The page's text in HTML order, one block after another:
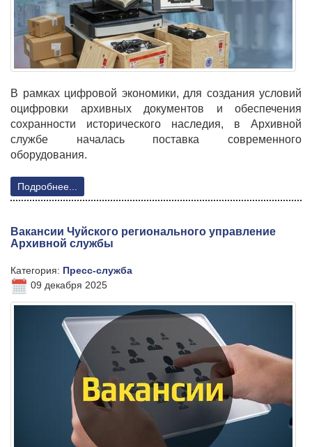
В рамках цифровой экономики, для создания условий
оцифровки архивных документов и обеспечения
сохранности исторического наследия, в Архивной
службе началась поставка современного
оборудования.
Подробнее...
Вакансии Чуйского регионального управление
Архивной службы
Категория: Пресс-служба
09 декабря 2025